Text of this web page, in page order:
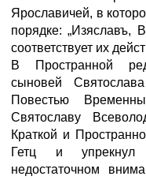
Ярославичей, в
порядке: „Изяславъ,
соответствует их
В Пространной
сыновей
Повестью
Святославу
Краткой и
Гетц и упрекнул
недостаточном